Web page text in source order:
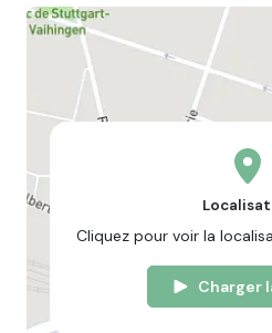
Cliquez pour voir la
Charger